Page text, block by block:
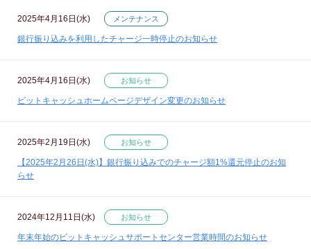
2025年4月16日(水) メンテナンス
銀行振り込みを利用したチャージ一時停止のお知らせ
2025年4月16日(水) お知らせ
ビットキャッシュホームページデザイン変更のお知らせ
2025年2月19日(水) お知らせ
【2025年2月26日(水)】銀行振り込みでのチャージ額1%還元停止のお知
らせ
2024年12月11日(水) お知らせ
年末年始のビットキャッシュサポートセンター営業時間のお知らせ